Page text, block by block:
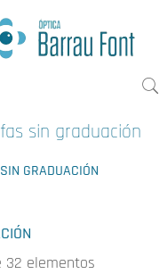
sin graduación
GRADUACIÓN
32 elementos